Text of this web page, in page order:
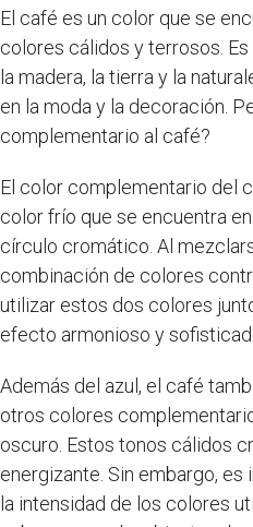
El café es un color que se
colores cálidos y terrosos.
la madera, la tierra y la
en la moda y la decoración.
complementario al café?
El color complementario del
color frío que se encuentra
círculo cromático. Al
combinación de colores
utilizar estos dos colores
efecto armonioso y
Además del azul, el café
otros colores
oscuro. Estos tonos cálidos
energizante. Sin embargo,
la intensidad de los colores